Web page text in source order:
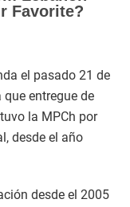
el pasado 21 de
entregue de
la MPCh por
desde el año
desde el 2005